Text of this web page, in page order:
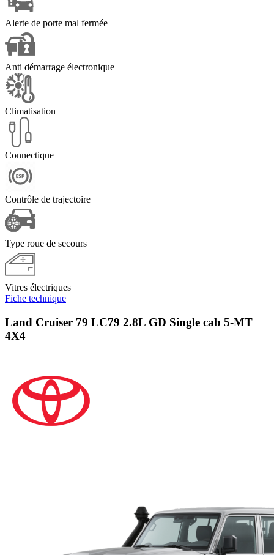
Alerte de porte mal fermée
Anti démarrage électronique
Climatisation
Connectique
Contrôle de trajectoire
Type roue de secours
Vitres électriques
Fiche technique
Land Cruiser 79 LC79 2.8L GD Single cab 5-MT
4X4